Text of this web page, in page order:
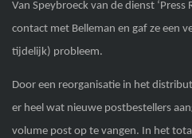
Van Speybroeck van de dienst
contact met Belleman en gaf ze een
tijdelijk) probleem.
Door een reorganisatie in het
er heel wat nieuwe postbestellers
volume post op te vangen. In het